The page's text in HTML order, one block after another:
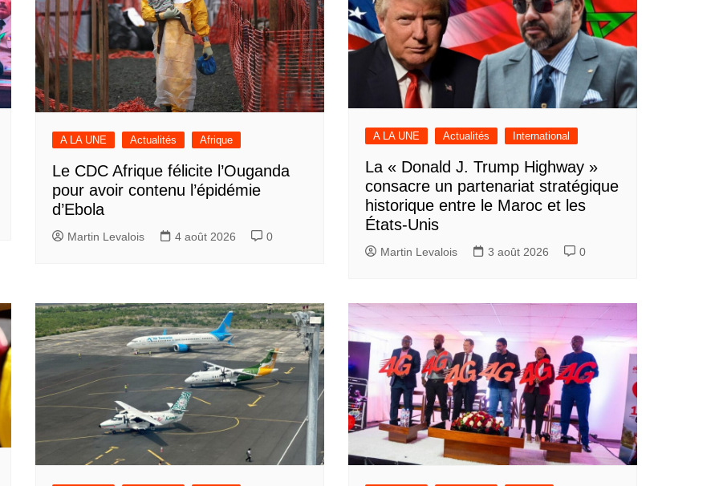
A LA UNE Actualités Afrique
Le CDC Afrique félicite l’Ouganda
pour avoir contenu l’épidémie
d’Ebola
Martin Levalois 4 août 2026 0
A LA UNE Actualités International
La « Donald J. Trump Highway »
consacre un partenariat stratégique
historique entre le Maroc et les
États-Unis
Martin Levalois 3 août 2026 0